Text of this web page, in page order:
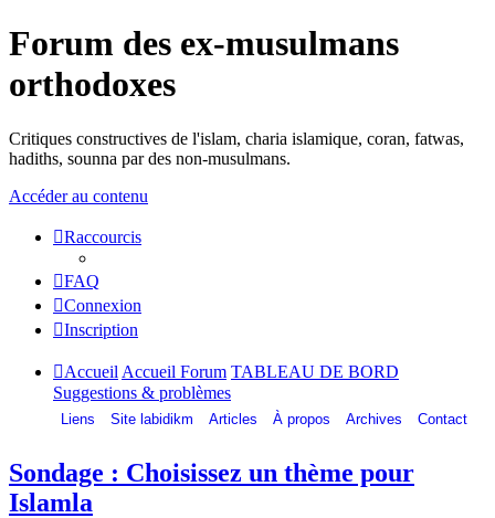
Forum des ex-musulmans
orthodoxes
Critiques constructives de l'islam, charia islamique, coran, fatwas,
hadiths, sounna par des non-musulmans.
Accéder au contenu
Raccourcis
FAQ
Connexion
Inscription
Accueil Accueil Forum TABLEAU DE BORD
Suggestions & problèmes
Liens Site labidikm Articles À propos Archives Contact
Sondage : Choisissez un thème pour
Islamla